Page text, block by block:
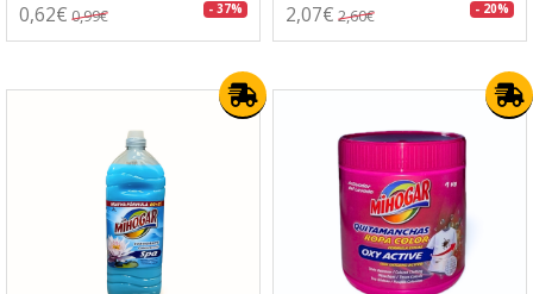
0,62€ 0,99€ - 37% 2,07€ 2,60€ - 20%